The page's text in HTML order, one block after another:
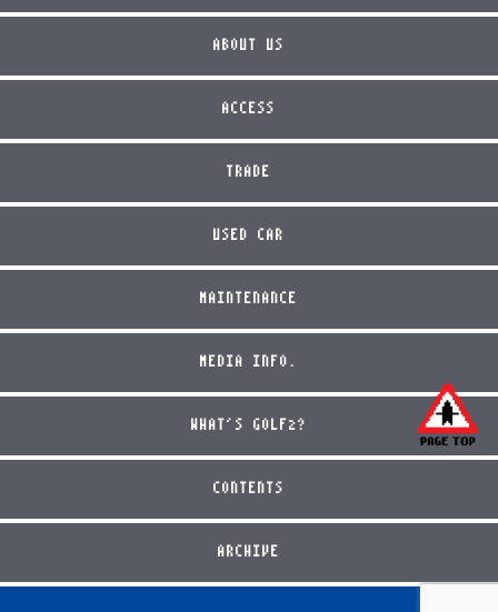
ABOUT US
ACCESS
TRADE
USED CAR
MAINTENANCE
MEDIA INFO.
WHAT'S GOLF2?
CONTENTS
ARCHIVE